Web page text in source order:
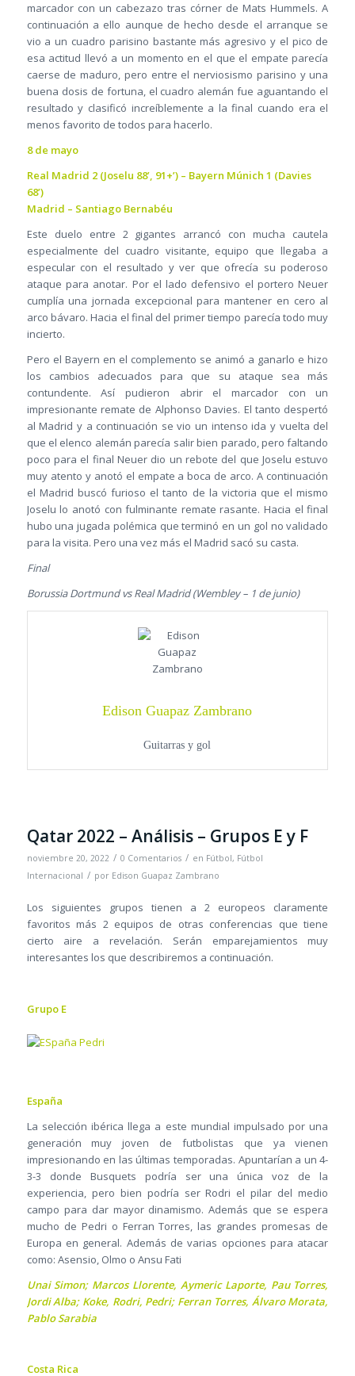
marcador con un cabezazo tras córner de Mats Hummels. A
continuación a ello aunque de hecho desde el arranque se
vio a un cuadro parisino bastante más agresivo y el pico de
esa actitud llevó a un momento en el que el empate parecía
caerse de maduro, pero entre el nerviosismo parisino y una
buena dosis de fortuna, el cuadro alemán fue aguantando el
resultado y clasificó increíblemente a la final cuando era el
menos favorito de todos para hacerlo.
8 de mayo
Real Madrid 2 (Joselu 88’, 91+’) – Bayern Múnich 1 (Davies
68’)
Madrid – Santiago Bernabéu
Este duelo entre 2 gigantes arrancó con mucha cautela
especialmente del cuadro visitante, equipo que llegaba a
especular con el resultado y ver que ofrecía su poderoso
ataque para anotar. Por el lado defensivo el portero Neuer
cumplía una jornada excepcional para mantener en cero al
arco bávaro. Hacia el final del primer tiempo parecía todo muy
incierto.
Pero el Bayern en el complemento se animó a ganarlo e hizo
los cambios adecuados para que su ataque sea más
contundente. Así pudieron abrir el marcador con un
impresionante remate de Alphonso Davies. El tanto despertó
al Madrid y a continuación se vio un intenso ida y vuelta del
que el elenco alemán parecía salir bien parado, pero faltando
poco para el final Neuer dio un rebote del que Joselu estuvo
muy atento y anotó el empate a boca de arco. A continuación
el Madrid buscó furioso el tanto de la victoria que el mismo
Joselu lo anotó con fulminante remate rasante. Hacia el final
hubo una jugada polémica que terminó en un gol no validado
para la visita. Pero una vez más el Madrid sacó su casta.
Final
Borussia Dortmund vs Real Madrid (Wembley – 1 de junio)
Edison Guapaz Zambrano
Guitarras y gol
Qatar 2022 – Análisis – Grupos E y F
noviembre 20, 2022 / 0 Comentarios / en Fútbol, Fútbol
Internacional / por Edison Guapaz Zambrano
Los siguientes grupos tienen a 2 europeos claramente
favoritos más 2 equipos de otras conferencias que tiene
cierto aire a revelación. Serán emparejamientos muy
interesantes los que describiremos a continuación.
Grupo E
España
La selección ibérica llega a este mundial impulsado por una
generación muy joven de futbolistas que ya vienen
impresionando en las últimas temporadas. Apuntarían a un 4-
3-3 donde Busquets podría ser una única voz de la
experiencia, pero bien podría ser Rodri el pilar del medio
campo para dar mayor dinamismo. Además que se espera
mucho de Pedri o Ferran Torres, las grandes promesas de
Europa en general. Además de varias opciones para atacar
como: Asensio, Olmo o Ansu Fati
Unai Simon; Marcos Llorente, Aymeric Laporte, Pau Torres,
Jordi Alba; Koke, Rodri, Pedri; Ferran Torres, Álvaro Morata,
Pablo Sarabia
Costa Rica